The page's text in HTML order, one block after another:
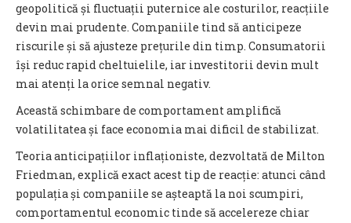
geopolitică și fluctuații puternice ale costurilor, reacțiile
devin mai prudente. Companiile tind să anticipeze
riscurile și să ajusteze prețurile din timp. Consumatorii
își reduc rapid cheltuielile, iar investitorii devin mult
mai atenți la orice semnal negativ.
Această schimbare de comportament amplifică
volatilitatea și face economia mai dificil de stabilizat.
Teoria anticipațiilor inflaționiste, dezvoltată de Milton
Friedman, explică exact acest tip de reacție: atunci când
populația și companiile se așteaptă la noi scumpiri,
comportamentul economic tinde să accelereze chiar